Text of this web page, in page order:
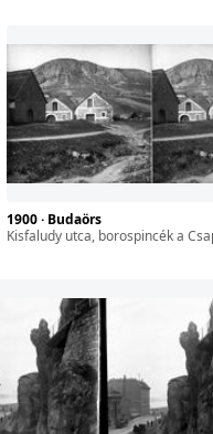
1900 · Budaörs
Kisfaludy utca, borospincék a Csap utca sarkán, háttérben az Odvas-